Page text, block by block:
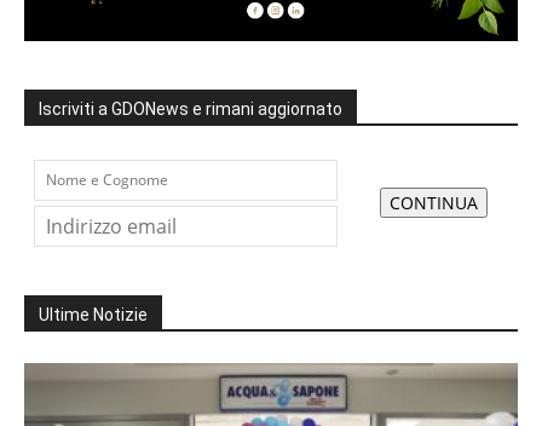
Iscriviti a GDONews e rimani aggiornato
Ultime Notizie